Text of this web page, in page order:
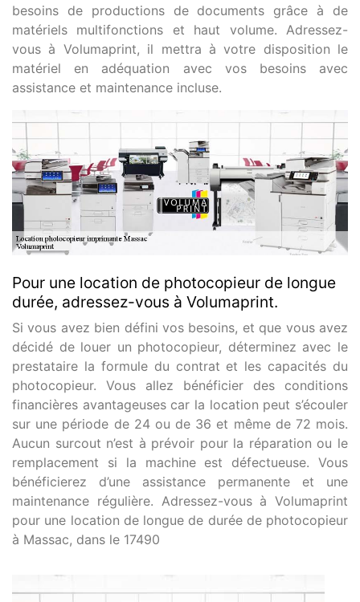
besoins de productions de documents grâce à de
matériels multifonctions et haut volume. Adressez-
vous à Volumaprint, il mettra à votre disposition le
matériel en adéquation avec vos besoins avec
assistance et maintenance incluse.
Pour une location de photocopieur de longue
durée, adressez-vous à Volumaprint.
Si vous avez bien défini vos besoins, et que vous avez
décidé de louer un photocopieur, déterminez avec le
prestataire la formule du contrat et les capacités du
photocopieur. Vous allez bénéficier des conditions
financières avantageuses car la location peut s’écouler
sur une période de 24 ou de 36 et même de 72 mois.
Aucun surcout n’est à prévoir pour la réparation ou le
remplacement si la machine est défectueuse. Vous
bénéficierez d’une assistance permanente et une
maintenance régulière. Adressez-vous à Volumaprint
pour une location de longue de durée de photocopieur
à Massac, dans le 17490